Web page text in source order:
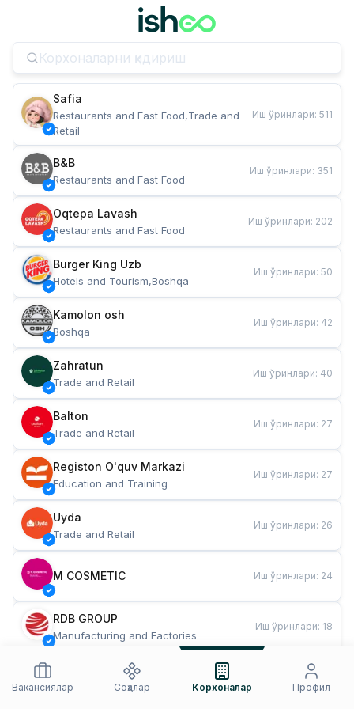
Safia
Restaurants and Fast Food,Trade and
Retail
Иш ўринлари: 511
B&B
Restaurants and Fast Food
Иш ўринлари: 351
Oqtepa Lavash
Restaurants and Fast Food
Иш ўринлари: 202
Burger King Uzb
Hotels and Tourism,Boshqa
Иш ўринлари: 50
Kamolon osh
Boshqa
Иш ўринлари: 42
Zahratun
Trade and Retail
Иш ўринлари: 40
Balton
Trade and Retail
Иш ўринлари: 27
Registon O'quv Markazi
Education and Training
Иш ўринлари: 27
Uyda
Trade and Retail
Иш ўринлари: 26
M COSMETIC Иш ўринлари: 24
RDB GROUP
Manufacturing and Factories
Иш ўринлари: 18
Restaurants and Fast Food
Иш ўринлари
Вакансиялар
Соҳалар Корхоналар Профил